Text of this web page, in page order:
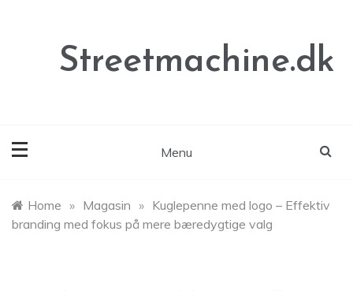
Streetmachine.dk
Menu
Home » Magasin » Kuglepenne med logo – Effektiv
branding med fokus på mere bæredygtige valg